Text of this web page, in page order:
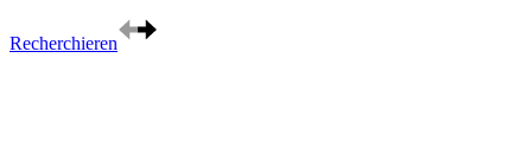
Zum Inhalt springen
Recherchieren